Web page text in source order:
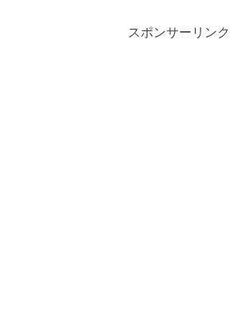
スポンサーリンク